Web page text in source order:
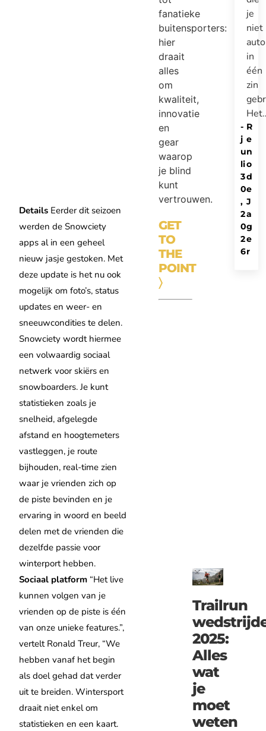
Details Eerder dit seizoen
werden de Snowciety
apps al in een geheel
nieuw jasje gestoken. Met
deze update is het nu ook
mogelijk om foto’s, status
updates en weer- en
sneeuwcondities te delen.
Snowciety wordt hiermee
een volwaardig sociaal
netwerk voor skiërs en
snowboarders. Je kunt
statistieken zoals je
snelheid, afgelegde
afstand en hoogtemeters
vastleggen, je route
bijhouden, real-time zien
waar je vrienden zich op
de piste bevinden en je
ervaring in woord en beeld
delen met de vrienden die
dezelfde passie voor
winterport hebben.
Sociaal platform “Het live
kunnen volgen van je
vrienden op de piste is één
van onze unieke features.”,
vertelt Ronald Treur, “We
hebben vanaf het begin
als doel gehad dat verder
uit te breiden. Wintersport
draait niet enkel om
statistieken en een kaart.
fanatieke
buitensporters:
hier
draait
alles
om
kwaliteit,
innovatie
en
gear
waarop
je blind
kunt
vertrouwen.
GET
TO
THE
POINT
〉
Trailrun
2025:
Alles
wat
je
moet
weten
je
niet
in
één
zin
R
e
n
o
d
e
J
a
g
e
r
-
j
u
li
3
0
,
2
0
2
6